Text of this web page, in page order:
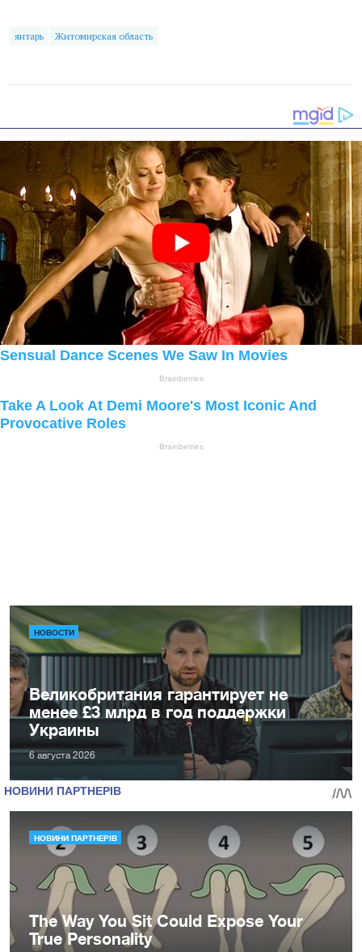
янтарь Житомирская область
НОВОСТИ
Великобритания гарантирует не
менее £3 млрд в год поддержки
Украины
6 августа 2026